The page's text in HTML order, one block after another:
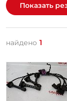
Показать
найдено 1